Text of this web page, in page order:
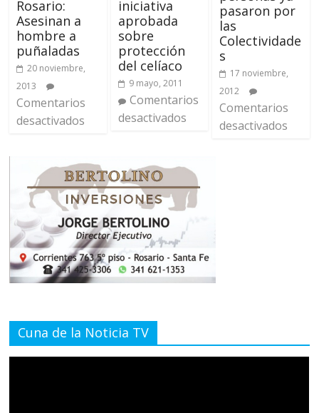
Rosario:
Asesinan a
hombre a
puñaladas
20 noviembre,
2013
Comentarios
desactivados
iniciativa
aprobada
sobre
protección
del celíaco
9 mayo, 2011
Comentarios
desactivados
pasaron por
las
Colectividade
s
17 noviembre,
2012
Comentarios
desactivados
Cuna de la Noticia TV